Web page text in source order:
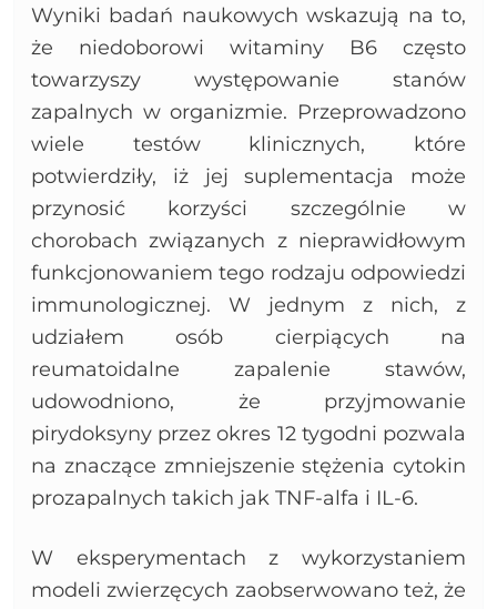
Wyniki badań naukowych wskazują na to,
że niedoborowi witaminy B6 często
towarzyszy występowanie stanów
zapalnych w organizmie. Przeprowadzono
wiele testów klinicznych, które
potwierdziły, iż jej suplementacja może
przynosić korzyści szczególnie w
chorobach związanych z nieprawidłowym
funkcjonowaniem tego rodzaju odpowiedzi
immunologicznej. W jednym z nich, z
udziałem osób cierpiących na
reumatoidalne zapalenie stawów,
udowodniono, że przyjmowanie
pirydoksyny przez okres 12 tygodni pozwala
na znaczące zmniejszenie stężenia cytokin
prozapalnych takich jak TNF-alfa i IL-6.
W eksperymentach z wykorzystaniem
modeli zwierzęcych zaobserwowano też, że